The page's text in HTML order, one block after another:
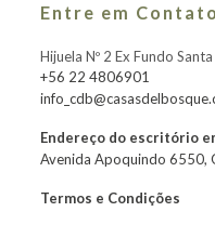
Entre em Contato
Hijuela Nº 2 Ex Fundo
+56 22 4806901
Endereço do escritório
Avenida Apoquindo 6550,
Termos e Condições